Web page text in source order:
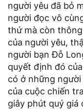
người yêu đã bỏ
người đọc vô
thứ mà còn
của người yêu,
người bạn Đỗ
quyết định đó
có ở những
của cuộc chiến
giây phút quý giá